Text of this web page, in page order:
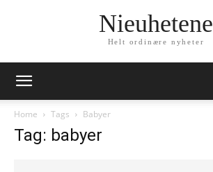
Nieuhetene
Helt ordinære nyheter
Home Tags Babyer
Tag: babyer